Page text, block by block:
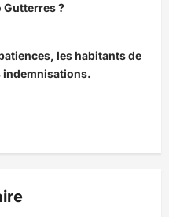
Gutterres ?
les habitants de
indemnisations.